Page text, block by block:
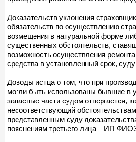
Доказательств уклонения
обязательств по осуществлению
возмещения в натуральной форме
существенных обстоятельств,
возможность осуществления ремонта
средства в установленный срок,
Доводы истца о том, что при
могли быть использованы бывшие в
запасные части судом отвергается,
несоответствующий
представленным суду
пояснениям третьего лица – ИП